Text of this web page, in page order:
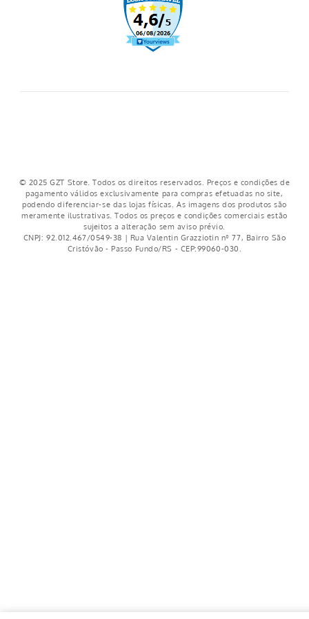
© 2025 GZT Store. Todos os direitos reservados. Preços e condições de
pagamento válidos exclusivamente para compras efetuadas no site,
podendo diferenciar-se das lojas físicas. As imagens dos produtos são
meramente ilustrativas. Todos os preços e condições comerciais estão
sujeitos a alteração sem aviso prévio.
CNPJ: 92.012.467/0549-38 | Rua Valentin Grazziotin nº 77, Bairro São
Cristóvão - Passo Fundo/RS - CEP:99060-030.